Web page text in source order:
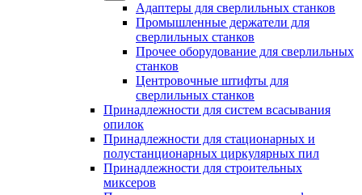
Адаптеры для сверлильных станков
Промышленные держатели для
сверлильных станков
Прочее оборудование для сверлильных
станков
Центровочные штифты для
сверлильных станков
Принадлежности для систем всасывания
опилок
Принадлежности для стационарных и
полустанционарных циркулярных пил
Принадлежности для строительных
миксеров